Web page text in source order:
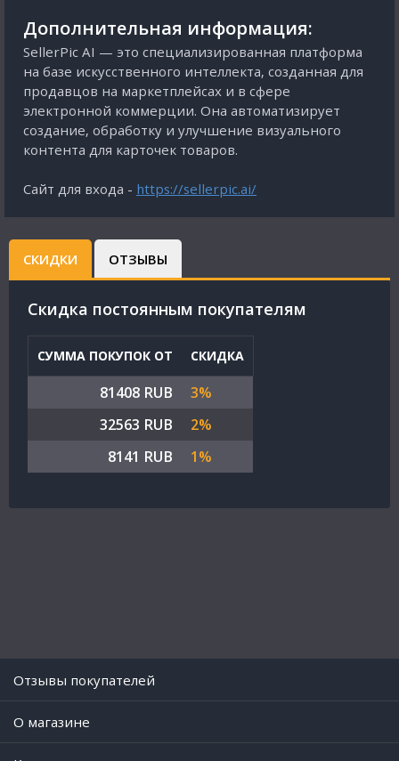
Дополнительная информация:
SellerPic AI — это специализированная платформа
на базе искусственного интеллекта, созданная для
продавцов на маркетплейсах и в сфере
электронной коммерции. Она автоматизирует
создание, обработку и улучшение визуального
контента для карточек товаров.
Сайт для входа - https://sellerpic.ai/
СКИДКИ ОТЗЫВЫ
Cкидка постоянным покупателям
СУММА ПОКУПОК ОТ СКИДКА
81408 RUB
3%
32563 RUB
2%
8141 RUB
1%
Отзывы покупателей
O магазине